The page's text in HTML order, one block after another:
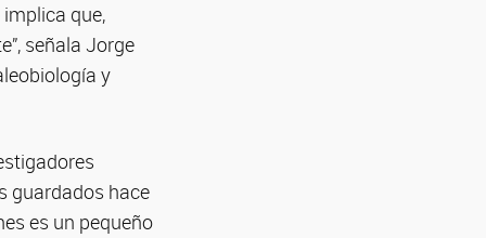
que,
señala Jorge
y
guardados hace
es un pequeño